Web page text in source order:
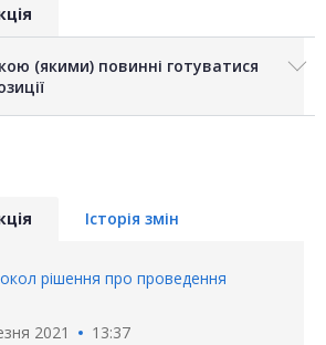
(якими) повинні готуватися
Історія змін
рішення про проведення
2021 13:37